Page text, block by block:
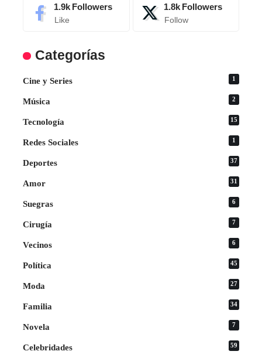
1.9k Followers
Like
1.8k Followers
Follow
Categorías
Cine y Series 1
Música 2
Tecnología 15
Redes Sociales 1
Deportes 37
Amor 31
Suegras 6
Cirugía 7
Vecinos 6
Política 45
Moda 27
Familia 34
Novela 7
Celebridades 59